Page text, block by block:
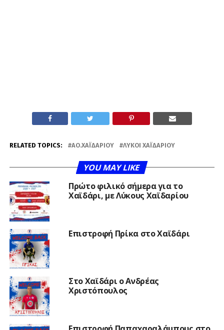
RELATED TOPICS: ΑΟ.ΧΑΪΔΑΡΊΟΥ ΛΎΚΟΙ ΧΑΪΔΑΡΊΟΥ
YOU MAY LIKE
Πρώτο φιλικό σήμερα για το
Χαϊδάρι, με Λύκους Χαϊδαρίου
Επιστροφή Πρίκα στο Χαϊδάρι
Στο Χαϊδάρι ο Ανδρέας
Χριστόπουλος